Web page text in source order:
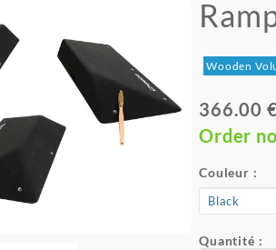
Wooden
366.00
Order
Couleur :
Quantité :